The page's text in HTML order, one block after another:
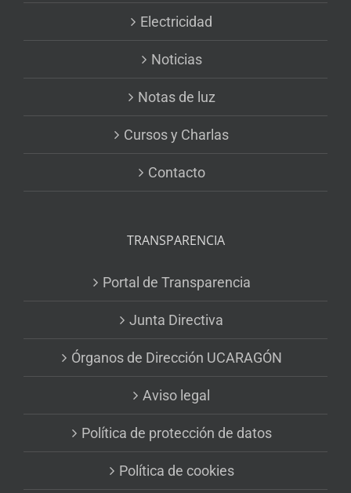
Electricidad
Noticias
Notas de luz
Cursos y Charlas
Contacto
TRANSPARENCIA
Portal de Transparencia
Junta Directiva
Órganos de Dirección UCARAGÓN
Aviso legal
Política de protección de datos
Política de cookies